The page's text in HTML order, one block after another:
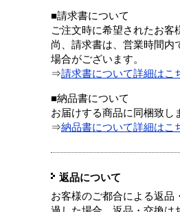
■請求書について
ご注文時に希望されたお客
尚、請求書は、営業時間内
場合がございます。
⇒請求書について詳細はこ
■納品書について
お届けする商品に同梱致し
⇒納品書について詳細はこ
返品について
お客様のご都合による返品